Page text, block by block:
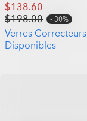
$138.60
$198.00
30%
Verres Correcteurs
Disponibles